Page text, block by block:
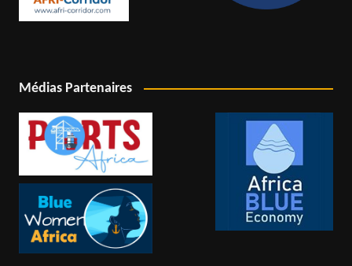
Médias Partenaires